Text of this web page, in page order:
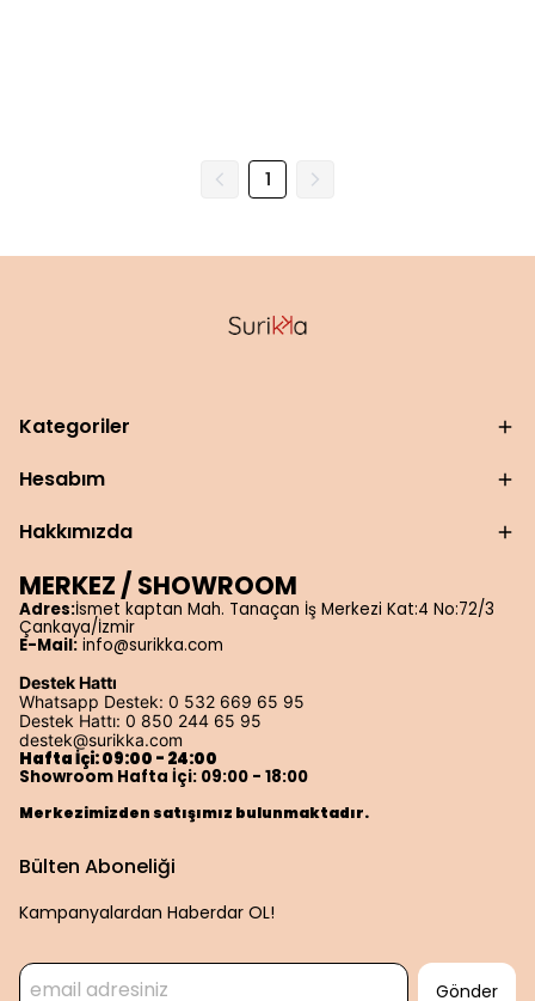
1
Kategoriler
Hesabım
Hakkımızda
MERKEZ / SHOWROOM
Adres:İsmet kaptan Mah. Tanaçan İş Merkezi Kat:4 No:72/3
Çankaya/İzmir
E-Mail: info@surikka.com
Destek Hattı
Whatsapp Destek: 0 532 669 65 95
Destek Hattı: 0 850 244 65 95
destek@surikka.com
Hafta İçi: 09:00 - 24:00
Showroom Hafta İçi: 09:00 - 18:00
Merkezimizden satışımız bulunmaktadır.
Bülten Aboneliği
Kampanyalardan Haberdar OL!
Gönder